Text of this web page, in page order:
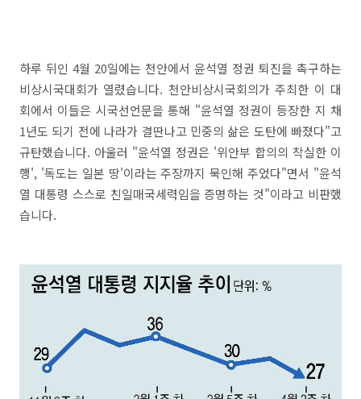
하루 뒤인 4월 20일에는 천안에서 윤석열 정권 퇴진을 촉구하는
비상시국대회가 열렸습니다. 천안비상시국회의가 주최한 이 대
회에서 이들은 시국선언문을 통해 "윤석열 정권이 등장한 지 채
1년도 되기 전에 나라가 결딴나고 민중의 삶은 도탄에 빠졌다"고
규탄했습니다. 아울러 "윤석열 정권은 '위안부 합의의 착실한 이
행', '독도는 일본 땅'이라는 주장까지 묵인해 주었다"면서 "윤석
열 대통령 스스로 친일매국세력임을 증명하는 것"이라고 비판했
습니다.